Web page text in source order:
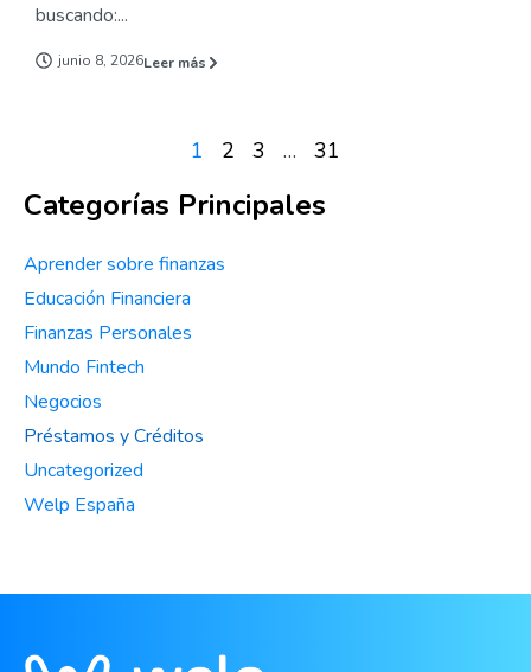
buscando:...
junio 8, 2026Leer más
1 2 3 … 31
Categorías Principales
Aprender sobre finanzas
Educación Financiera
Finanzas Personales
Mundo Fintech
Negocios
Préstamos y Créditos
Uncategorized
Welp España